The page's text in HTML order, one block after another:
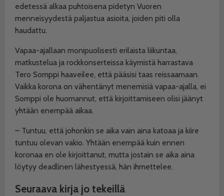
edetessä alkaa puhtoisena pidetyn Vuoren
menneisyydestä paljastua asioita, joiden piti olla
haudattu.
Vapaa-ajallaan monipuolisesti erilaista liikuntaa,
matkustelua ja rockkonserteissa käymistä harrastava
Tero Somppi haaveilee, että pääsisi taas reissaamaan.
Vaikka korona on vähentänyt menemisiä vapaa-ajalla, ei
Somppi ole huomannut, että kirjoittamiseen olisi jäänyt
yhtään enempää aikaa.
– Tuntuu, että johonkin se aika vain aina katoaa ja kiire
tuntuu olevan vakio. Yhtään enempää kuin ennen
koronaa en ole kirjoittanut, mutta jostain se aika aina
löytyy deadlinen lähestyessä, hän ihmettelee.
Seuraava kirja jo tekeillä